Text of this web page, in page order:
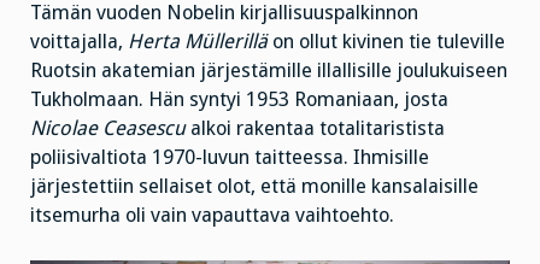
Tämän vuoden Nobelin kirjallisuuspalkinnon
voittajalla, Herta Müllerilläon ollut kivinen tie tuleville
Ruotsin akatemian järjestämille illallisille joulukuiseen
Tukholmaan. Hän syntyi 1953 Romaniaan, josta
Nicolae Ceasescualkoi rakentaa totalitaristista
poliisivaltiota 1970-luvun taitteessa. Ihmisille
järjestettiin sellaiset olot, että monille kansalaisille
itsemurha oli vain vapauttava vaihtoehto.